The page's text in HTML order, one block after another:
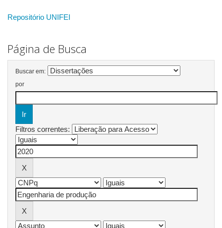
Repositório UNIFEI
Página de Busca
Buscar em:
por
Filtros correntes: